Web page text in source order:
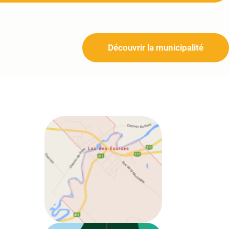
Découvrir la municipalité